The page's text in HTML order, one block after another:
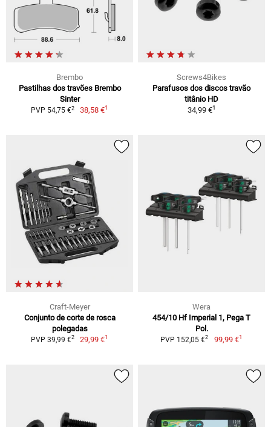
Brembo
Pastilhas dos travões Brembo
Sinter
PVP 54,75 €2 38,58 €1
Screws4Bikes
Parafusos dos discos travão
titânio HD
34,99 €1
Craft-Meyer
Conjunto de corte de rosca
polegadas
PVP 39,99 €2 29,99 €1
Wera
454/10 Hf Imperial 1, Pega T
Pol.
PVP 152,05 €2 99,99 €1